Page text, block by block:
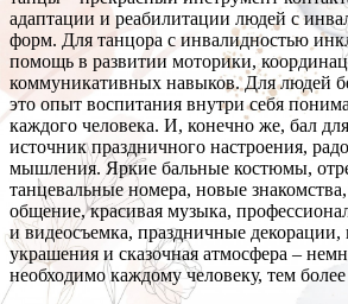
адаптации и реабилитации людей с
форм. Для танцора с инвалидностью
помощь в развитии моторики,
коммуникативных навыков. Для людей
это опыт воспитания внутри себя
каждого человека. И, конечно же, бал
источник праздничного настроения,
мышления. Яркие бальные костюмы,
танцевальные номера, новые
общение, красивая музыка,
и видеосъемка, праздничные декорации,
украшения и сказочная атмосфера –
необходимо каждому человеку, тем